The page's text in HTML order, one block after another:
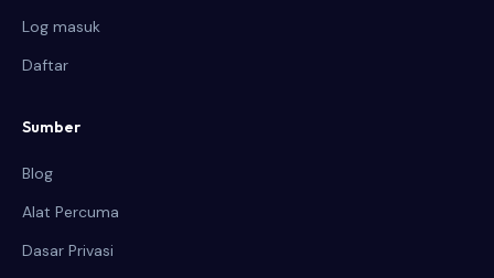
Log masuk
Daftar
Sumber
Blog
Alat Percuma
Dasar Privasi